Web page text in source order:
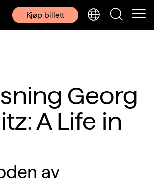
Kjøp billett
Georg
A Life in
av